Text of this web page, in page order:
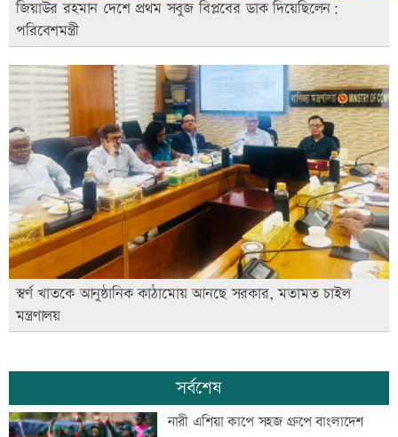
জিয়াউর রহমান দেশে প্রথম সবুজ বিপ্লবের ডাক দিয়েছিলেন:
পরিবেশমন্ত্রী
স্বর্ণ খাতকে আনুষ্ঠানিক কাঠামোয় আনছে সরকার, মতামত চাইল
মন্ত্রণালয়
সর্বশেষ
নারী এশিয়া কাপে সহজ গ্রুপে বাংলাদেশ